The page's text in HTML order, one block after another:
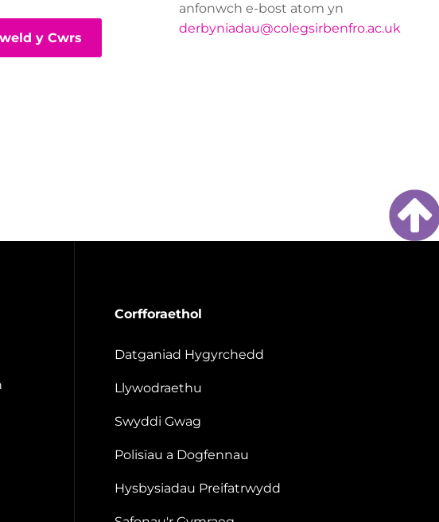
y Cwrs
anfonwch e-bost atom yn
derbyniadau@colegsirbenfro.ac.uk
Corfforaethol
Datganiad Hygyrchedd
Llywodraethu
Swyddi Gwag
Polisïau a Dogfennau
Hysbysiadau Preifatrwydd